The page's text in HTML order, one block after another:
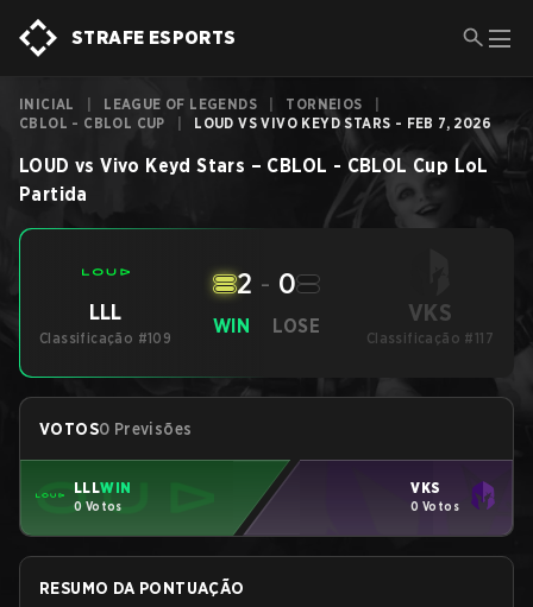
STRAFE ESPORTS
INICIAL LEAGUE OF LEGENDS TORNEIOS
CBLOL - CBLOL CUP
LOUD VS VIVO KEYD STARS - FEB 7, 2026
LOUD vs Vivo Keyd Stars – CBLOL - CBLOL Cup LoL
Partida
LLL
Classificação #109
WIN
2 - 0
LOSE VKS
Classificação #117
VOTOS0 Previsões
LLLWIN
0 Votos
VKS
0 Votos
RESUMO DA PONTUAÇÃO